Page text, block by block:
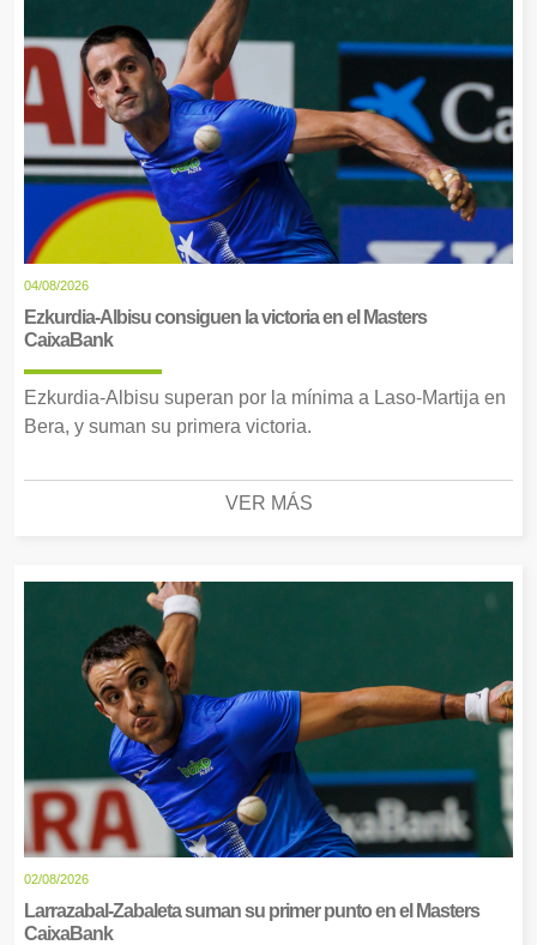
04/08/2026
Ezkurdia-Albisu consiguen la victoria en el Masters
CaixaBank
Ezkurdia-Albisu superan por la mínima a Laso-Martija en
Bera, y suman su primera victoria.
VER MÁS
02/08/2026
Larrazabal-Zabaleta suman su primer punto en el Masters
CaixaBank